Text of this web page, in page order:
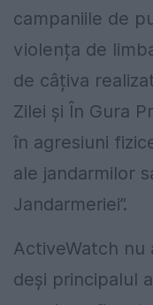
campaniile de
violența de
de câțiva
Zilei și În Gura
în agresiuni
ale jandarmilor
Jandarmeriei”.
ActiveWatch nu
deși principalul